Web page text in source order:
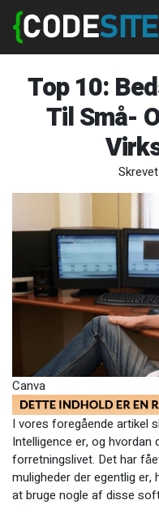
Top 10:
Til Små-
Canva
I vores foregående artikel
Intelligence er, og
forretningslivet. Det har
muligheder der egentlig er,
at bruge nogle af disse